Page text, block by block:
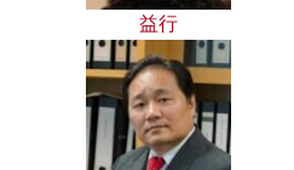
益行